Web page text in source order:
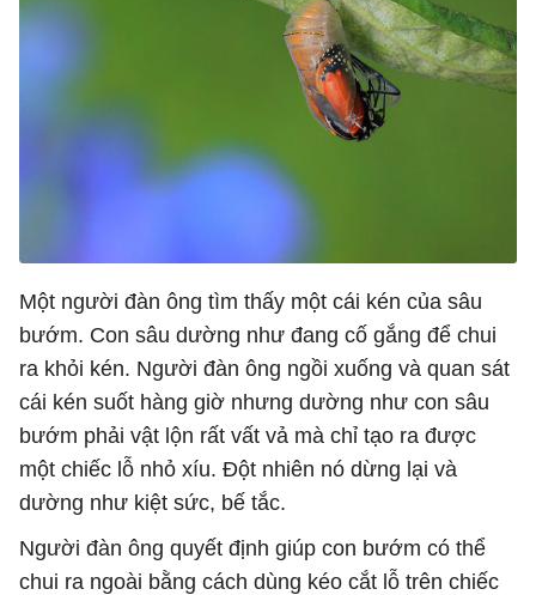
Một người đàn ông tìm thấy một cái kén của sâu
bướm. Con sâu dường như đang cố gắng để chui
ra khỏi kén. Người đàn ông ngồi xuống và quan sát
cái kén suốt hàng giờ nhưng dường như con sâu
bướm phải vật lộn rất vất vả mà chỉ tạo ra được
một chiếc lỗ nhỏ xíu. Đột nhiên nó dừng lại và
dường như kiệt sức, bế tắc.
Người đàn ông quyết định giúp con bướm có thể
chui ra ngoài bằng cách dùng kéo cắt lỗ trên chiếc